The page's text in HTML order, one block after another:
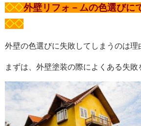
◇◇外壁リフォ－ムの色選びに
◇◇
外壁の色選びに失敗してしまうのは理
まずは、外壁塗装の際によくある失敗